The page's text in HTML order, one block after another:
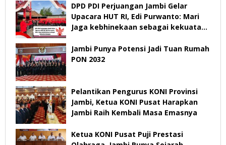
DPD PDI Perjuangan Jambi Gelar
Upacara HUT RI, Edi Purwanto: Mari
Jaga kebhinekaan sebagai kekuatan
Jambi Punya Potensi Jadi Tuan Rumah
PON 2032
Pelantikan Pengurus KONI Provinsi
Jambi, Ketua KONI Pusat Harapkan
Jambi Raih Kembali Masa Emasnya
Ketua KONI Pusat Puji Prestasi